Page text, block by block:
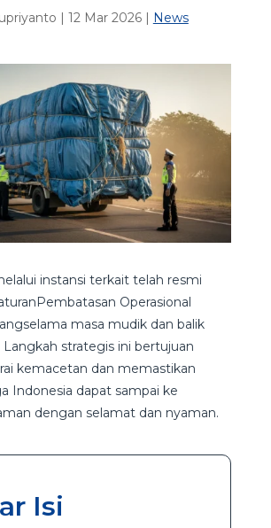
| 12 Mar 2026| News
instansi terkait telah resmi
Operasional
masa mudik dan balik
Langkah strategis ini bertujuan
kemacetan dan memastikan
Indonesia dapat sampai ke
dengan selamat dan nyaman.
Isi